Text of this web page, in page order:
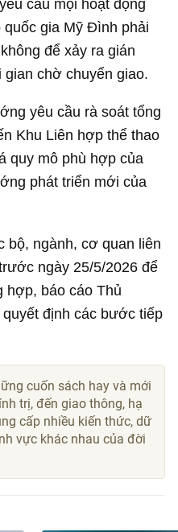
cầu mọi hoạt động
gia Mỹ Đình phải
để xảy ra gián
chờ chuyển giao.
yêu cầu rà soát tổng
Khu Liên hợp thể thao
quy mô phù hợp của
phát triển mới của
bộ, ngành, cơ quan liên
ngày 25/5/2026 để
hợp, báo cáo Thủ
định các bước tiếp
cuốn sách hay và mới
trị, đến giao thông, hạ
cấp nhiều kiến thức, dữ
vực khác nhau của đời